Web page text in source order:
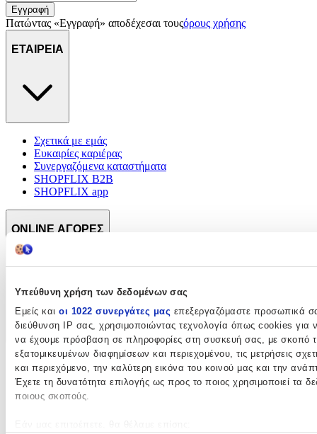
Υπεύθυνη χρήση των δεδομένων σας
Εμείς και οι 1022 συνεργάτες μας επεξεργαζόμαστε προσωπικά
διεύθυνση IP σας, χρησιμοποιώντας τεχνολογία όπως cookies για
να έχουμε πρόσβαση σε πληροφορίες στη συσκευή σας, με σκοπό
εξατομικευμένων διαφημίσεων και περιεχομένου, τις μετρήσεις
και περιεχόμενο, την καλύτερη εικόνα του κοινού μας και την
Έχετε τη δυνατότητα επιλογής ως προς το ποιος χρησιμοποιεί τα
ποιους σκοπούς.
Εγγραφή
Πατώντας «Εγγραφή» αποδέχεσαι τουςόρους χρήσης
ΕΤΑΙΡΕΙΑ
Σχετικά με εμάς
Ευκαιρίες καριέρας
Συνεργαζόμενα καταστήματα
SHOPFLIX B2B
SHOPFLIX app
ONLINE ΑΓΟΡΕΣ
Παραδόσεις
Επιστροφές προϊόντων
Τρόποι πληρωμής
Klarna